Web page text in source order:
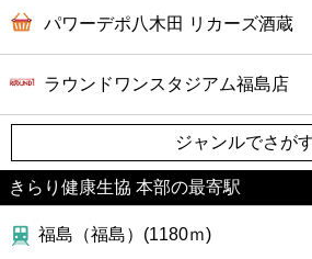
パワーデポ八木田 リカーズ酒蔵
ラウンドワンスタジアム福島店
ジャンルでさが
きらり健康生協 本部の最寄駅
福島（福島）(1180ｍ)